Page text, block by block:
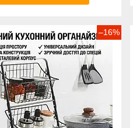
–16%